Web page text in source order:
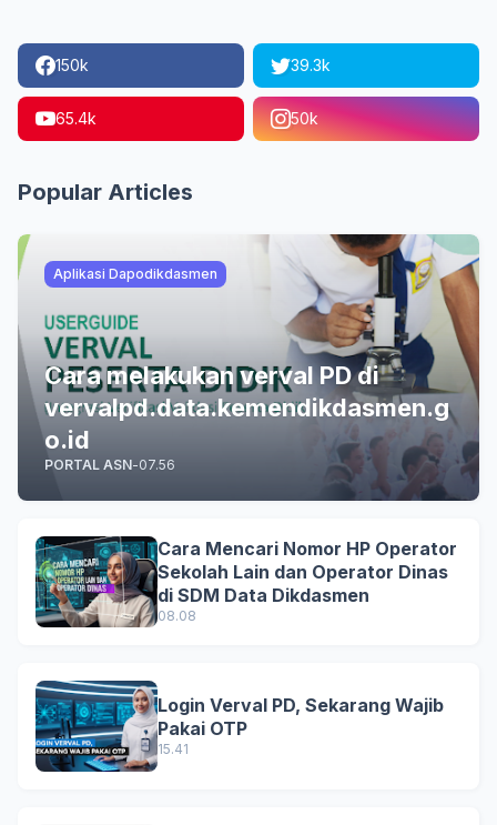
150k 39.3k
65.4k 50k
Popular Articles
Aplikasi Dapodikdasmen
Cara melakukan verval PD di
vervalpd.data.kemendikdasmen.g
o.id
PORTAL ASN-07.56
Cara Mencari Nomor HP Operator
Sekolah Lain dan Operator Dinas
di SDM Data Dikdasmen
08.08
Login Verval PD, Sekarang Wajib
Pakai OTP
15.41